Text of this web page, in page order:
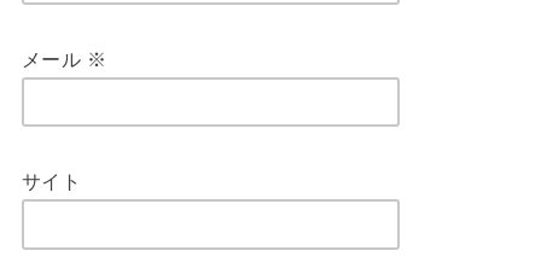
メール ※
サイト